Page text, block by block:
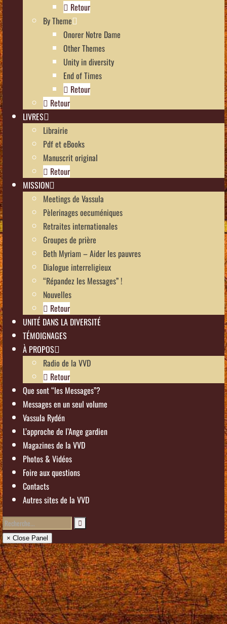
Retour
By Theme
Onorer Notre Dame
Other Themes
Unity in diversity
End of Times
Retour
Retour
LIVRES
Librairie
Pdf et eBooks
Manuscrit original
Retour
MISSION
Meetings de Vassula
Pèlerinages oecuméniques
Retraites internationales
Groupes de prière
Beth Myriam – Aider les pauvres
Dialogue interreligieux
“Répandez les Messages” !
Nouvelles
Retour
UNITÉ DANS LA DIVERSITÉ
TÉMOIGNAGES
À PROPOS
Radio de la VVD
Retour
Que sont “les Messages”?
Messages en un seul volume
Vassula Rydén
L’approche de l’Ange gardien
Magazines de la VVD
Photos & Vidéos
Foire aux questions
Contacts
Autres sites de la VVD
× Close Panel